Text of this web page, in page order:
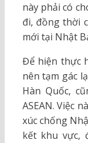
này phải có
đi, đồng thời
mới tại Nhật
Để hiện thực
nên tạm gác
Hàn Quốc,
ASEAN. Việc
xúc chống
kết khu vực,